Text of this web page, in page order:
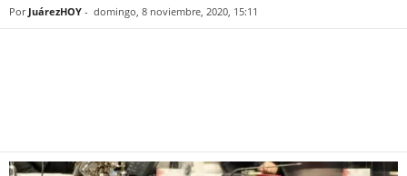
Por JuárezHOY - domingo, 8 noviembre, 2020, 15:11